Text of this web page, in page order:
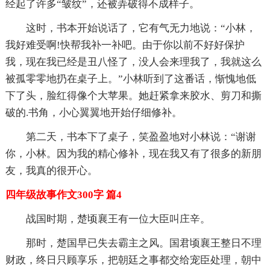
经起了许多“皱纹”，还被弄破得不成样子。
这时，书本开始说话了，它有气无力地说：“小林，
我好难受啊!快帮我补一补吧。由于你以前不好好保护
我，现在我已经是丑八怪了，没人会来理我了，我就这么
被孤零零地扔在桌子上。”小林听到了这番话，惭愧地低
下了头，脸红得像个大苹果。她赶紧拿来胶水、剪刀和撕
破的.书角，小心翼翼地开始仔细修补。
第二天，书本下了桌子，笑盈盈地对小林说：“谢谢
你，小林。因为我的精心修补，现在我又有了很多的新朋
友，我真的很开心。
四年级故事作文300字 篇4
战国时期，楚顷襄王有一位大臣叫庄辛。
那时，楚国早已失去霸主之风。国君顷襄王整日不理
财政，终日只顾享乐，把朝廷之事都交给宠臣处理，朝中